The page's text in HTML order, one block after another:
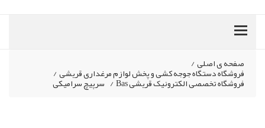
صفحه ی اصلی/
فروشگاه دستگاه جوجه کشی و پخش لوازم مرغداری قریشی/
فروشگاه تخصصی الکترونیک قریشی Bas / سرپیچ سرامیکی